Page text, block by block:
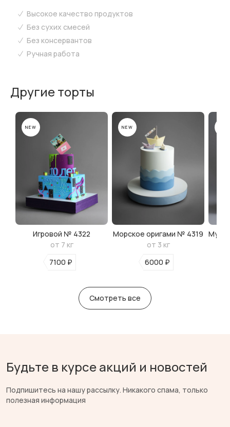
Высокое качество продуктов
Без сухих смесей
Без консервантов
Ручная работа
Другие торты
Игровой № 4322
от 7 кг
7100 ₽
NEW
Морское оригами № 4319
от 3 кг
6000 ₽
NEW
Смотреть все
Будьте в курсе акций и новостей
Подпишитесь на нашу рассылку. Никакого спама, только
полезная информация